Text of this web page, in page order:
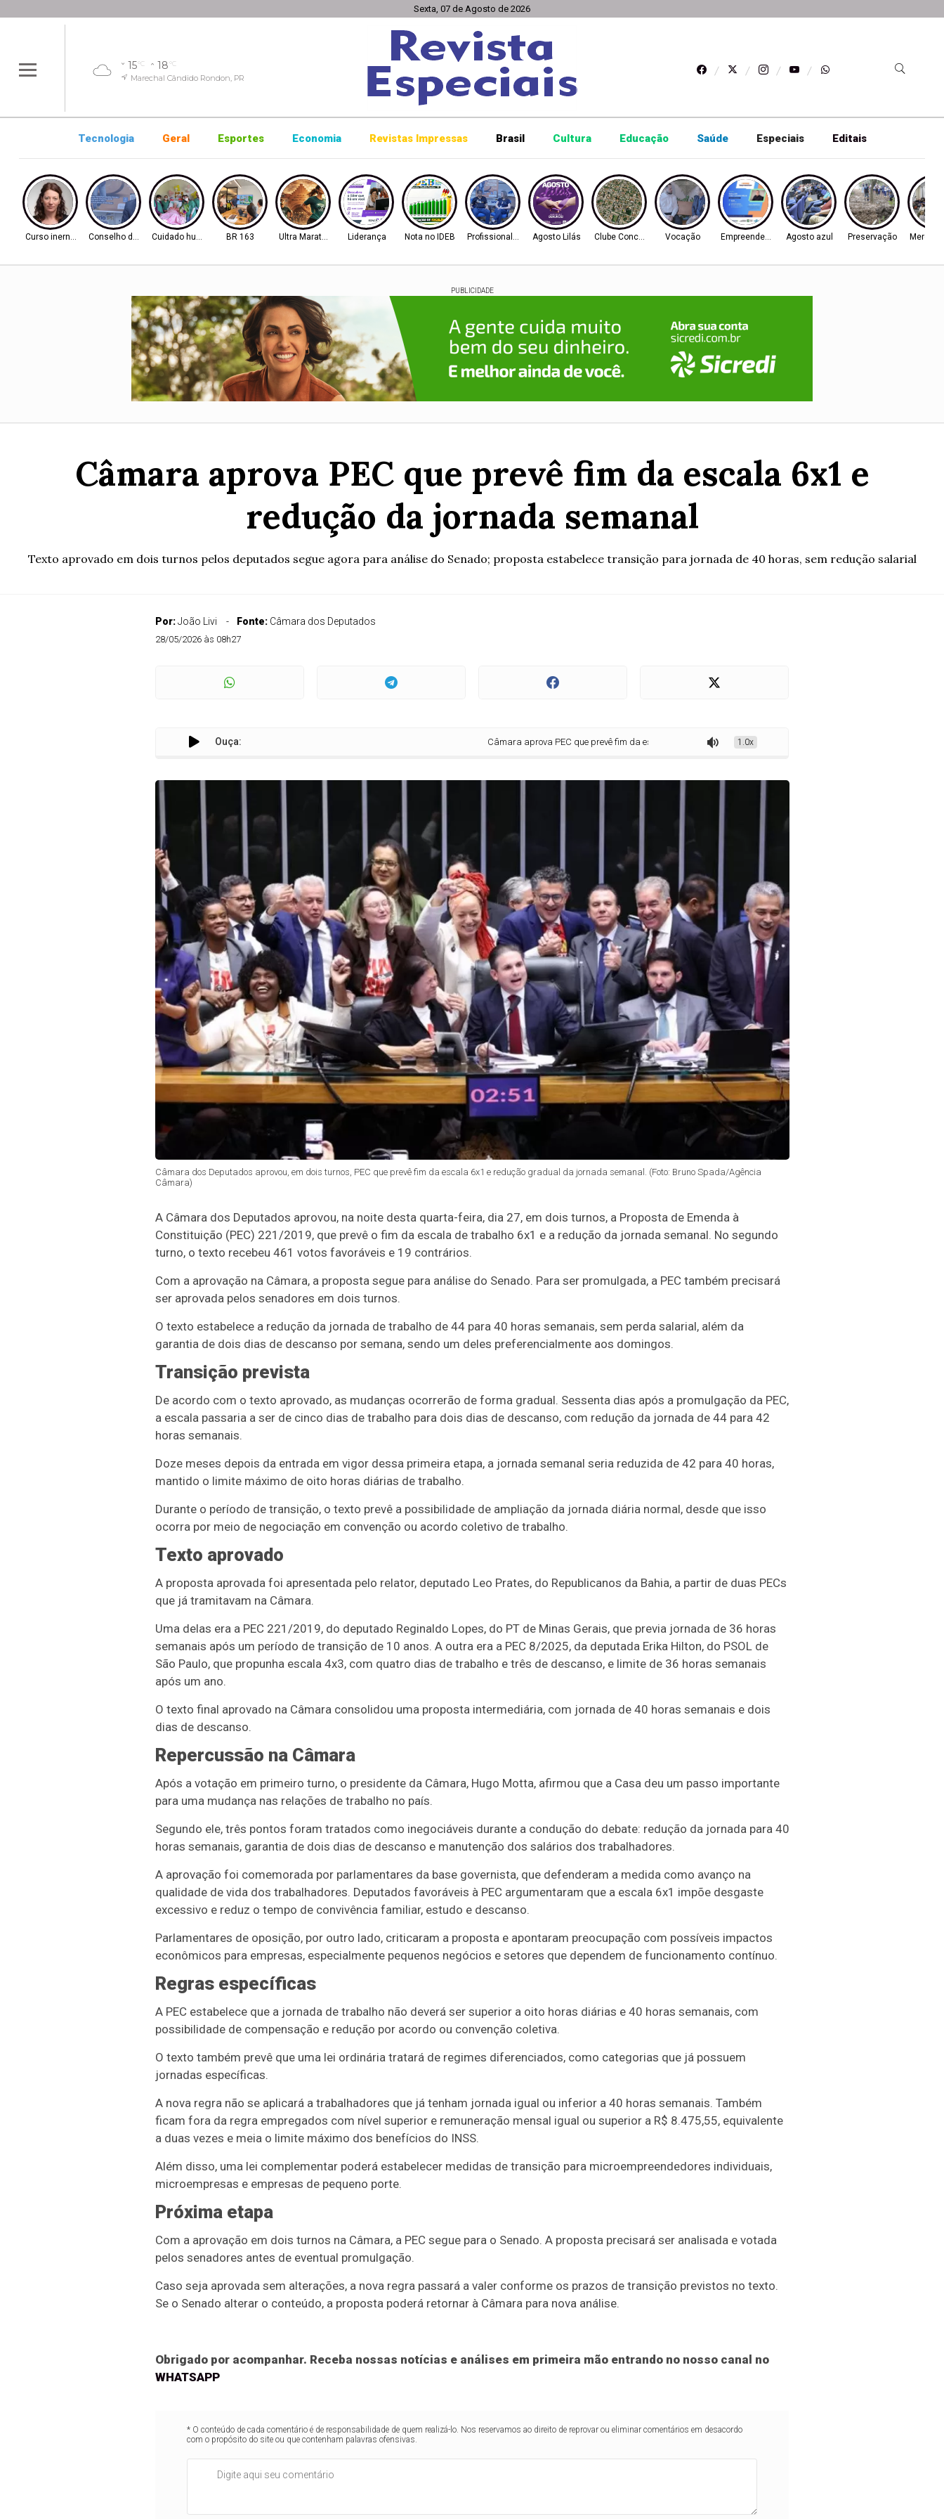
Sexta, 07 de Agosto de 2026
15°C 18°C
Marechal Cândido Rondon, PR
Tecnologia Geral Esportes Economia Revistas Impressas Brasil Cultura Educação Saúde Especiais Editais
Curso inernacionalConselho de InovaçãoCuidado humanizadoBR 163 Ultra Maratona Liderança Nota no IDEB ProfissionalizaçãoAgosto Lilás Clube Concórdia Vocação EmpreendedorismoAgosto azul Preservação
PUBLICIDADE
Câmara aprova PEC que prevê fim da escala 6x1 e
redução da jornada semanal
Texto aprovado em dois turnos pelos deputados segue agora para análise do Senado; proposta estabelece transição para jornada de 40 horas, sem redução salarial
Por:João Livi Fonte: Câmara dos Deputados
28/05/2026 às 08h27
Ouça: Câmara aprova PEC que prevê fim da escala 6x1 e redução da jornada semanal
1.0x
Câmara dos Deputados aprovou, em dois turnos, PEC que prevê fim da escala 6x1 e redução gradual da jornada semanal. (Foto: Bruno Spada/Agência
Câmara)
A Câmara dos Deputados aprovou, na noite desta quarta-feira, dia 27, em dois turnos, a Proposta de Emenda à
Constituição (PEC) 221/2019, que prevê o fim da escala de trabalho 6x1 e a redução da jornada semanal. No segundo
turno, o texto recebeu 461 votos favoráveis e 19 contrários.
Com a aprovação na Câmara, a proposta segue para análise do Senado. Para ser promulgada, a PEC também precisará
ser aprovada pelos senadores em dois turnos.
O texto estabelece a redução da jornada de trabalho de 44 para 40 horas semanais, sem perda salarial, além da
garantia de dois dias de descanso por semana, sendo um deles preferencialmente aos domingos.
Transição prevista
De acordo com o texto aprovado, as mudanças ocorrerão de forma gradual. Sessenta dias após a promulgação da PEC,
a escala passaria a ser de cinco dias de trabalho para dois dias de descanso, com redução da jornada de 44 para 42
horas semanais.
Doze meses depois da entrada em vigor dessa primeira etapa, a jornada semanal seria reduzida de 42 para 40 horas,
mantido o limite máximo de oito horas diárias de trabalho.
Durante o período de transição, o texto prevê a possibilidade de ampliação da jornada diária normal, desde que isso
ocorra por meio de negociação em convenção ou acordo coletivo de trabalho.
Texto aprovado
A proposta aprovada foi apresentada pelo relator, deputado Leo Prates, do Republicanos da Bahia, a partir de duas PECs
que já tramitavam na Câmara.
Uma delas era a PEC 221/2019, do deputado Reginaldo Lopes, do PT de Minas Gerais, que previa jornada de 36 horas
semanais após um período de transição de 10 anos. A outra era a PEC 8/2025, da deputada Erika Hilton, do PSOL de
São Paulo, que propunha escala 4x3, com quatro dias de trabalho e três de descanso, e limite de 36 horas semanais
após um ano.
O texto final aprovado na Câmara consolidou uma proposta intermediária, com jornada de 40 horas semanais e dois
dias de descanso.
Repercussão na Câmara
Após a votação em primeiro turno, o presidente da Câmara, Hugo Motta, afirmou que a Casa deu um passo importante
para uma mudança nas relações de trabalho no país.
Segundo ele, três pontos foram tratados como inegociáveis durante a condução do debate: redução da jornada para 40
horas semanais, garantia de dois dias de descanso e manutenção dos salários dos trabalhadores.
A aprovação foi comemorada por parlamentares da base governista, que defenderam a medida como avanço na
qualidade de vida dos trabalhadores. Deputados favoráveis à PEC argumentaram que a escala 6x1 impõe desgaste
excessivo e reduz o tempo de convivência familiar, estudo e descanso.
Parlamentares de oposição, por outro lado, criticaram a proposta e apontaram preocupação com possíveis impactos
econômicos para empresas, especialmente pequenos negócios e setores que dependem de funcionamento contínuo.
Regras específicas
A PEC estabelece que a jornada de trabalho não deverá ser superior a oito horas diárias e 40 horas semanais, com
possibilidade de compensação e redução por acordo ou convenção coletiva.
O texto também prevê que uma lei ordinária tratará de regimes diferenciados, como categorias que já possuem
jornadas específicas.
A nova regra não se aplicará a trabalhadores que já tenham jornada igual ou inferior a 40 horas semanais. Também
ficam fora da regra empregados com nível superior e remuneração mensal igual ou superior a R$ 8.475,55, equivalente
a duas vezes e meia o limite máximo dos benefícios do INSS.
Além disso, uma lei complementar poderá estabelecer medidas de transição para microempreendedores individuais,
microempresas e empresas de pequeno porte.
Próxima etapa
Com a aprovação em dois turnos na Câmara, a PEC segue para o Senado. A proposta precisará ser analisada e votada
pelos senadores antes de eventual promulgação.
Caso seja aprovada sem alterações, a nova regra passará a valer conforme os prazos de transição previstos no texto.
Se o Senado alterar o conteúdo, a proposta poderá retornar à Câmara para nova análise.
Obrigado por acompanhar. Receba nossas notícias e análises em primeira mão entrando no nosso canal no
WHATSAPP
* O conteúdo de cada comentário é de responsabilidade de quem realizá-lo. Nos reservamos ao direito de reprovar ou eliminar comentários em desacordo
com o propósito do site ou que contenham palavras ofensivas.